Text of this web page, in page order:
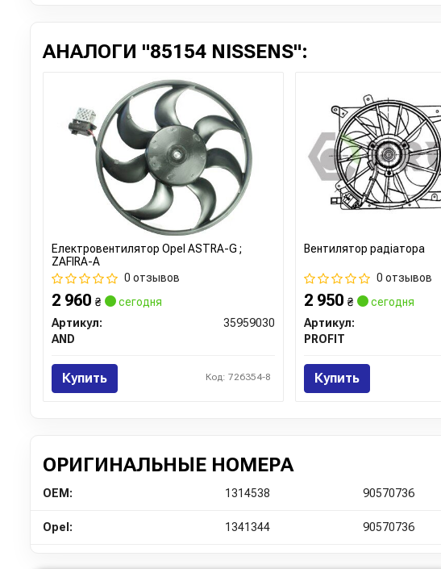
АНАЛОГИ "85154 NISSENS":
Електровентилятор Opel ASTRA-G ;
ZAFIRA-A
0 отзывов
2 960 ₴
сегодня
Артикул:
35959030
AND
Купить Код: 726354-8
Вентилятор радіатора
0 отзывов
2 950 ₴
сегодня
Артикул:
PROFIT
Купить
ОРИГИНАЛЬНЫЕ НОМЕРА
OEM: 1314538 90570736
Opel: 1341344 90570736